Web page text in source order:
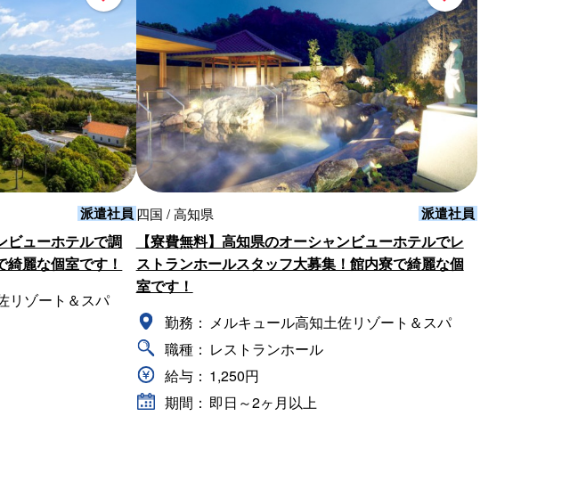
派遣社員
ビューホテルで調
麗な個室です！
リゾート＆スパ
四国 / 高知県 派遣社員
【寮費無料】高知県のオーシャンビューホテルでレ
ストランホールスタッフ大募集！館内寮で綺麗な個
室です！
勤務： メルキュール高知土佐リゾート＆スパ
職種： レストランホール
給与： 1,250円
期間： 即日～2ヶ月以上